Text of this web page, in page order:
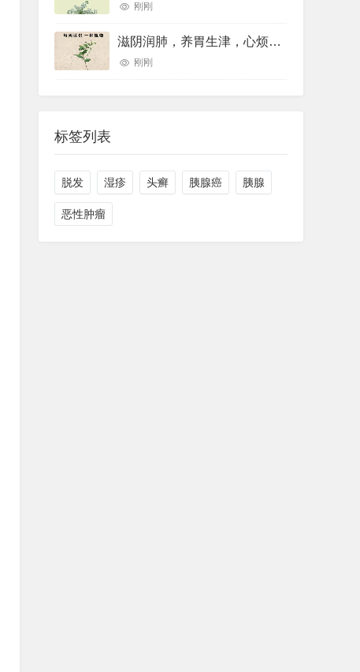
刚刚
滋阴润肺，养胃生津，心烦口罩，睡眠不好用的一个中药煮水喝就可以
刚刚
标签列表
脱发 湿疹 头癣 胰腺癌 胰腺
恶性肿瘤